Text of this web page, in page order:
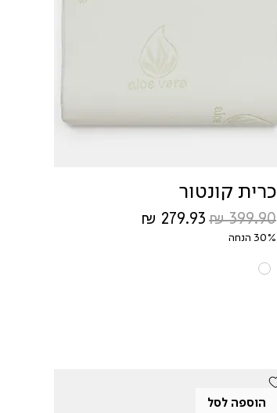
כרית קונטור
מחיר רגיל מחיר מבצע
30% הנחה
הוספה לסל